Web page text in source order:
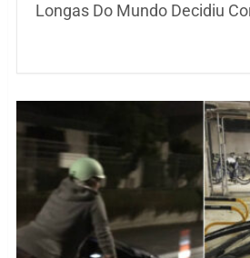
Longas Do Mundo Decidiu